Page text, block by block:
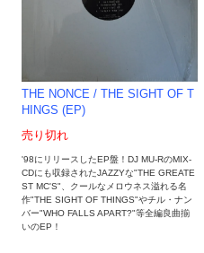
THE NONCE / THE SIGHT OF T
HINGS (EP)
売り切れ
'98にリリースしたEP盤！DJ MU-RのMIX-
CDにも収録されたJAZZYな"THE GREATE
ST MC'S"、クールなメロウネス溢れる名
作"THE SIGHT OF THINGS"やチル・ナン
バー"WHO FALLS APART?"等全編良曲揃
いのEP！